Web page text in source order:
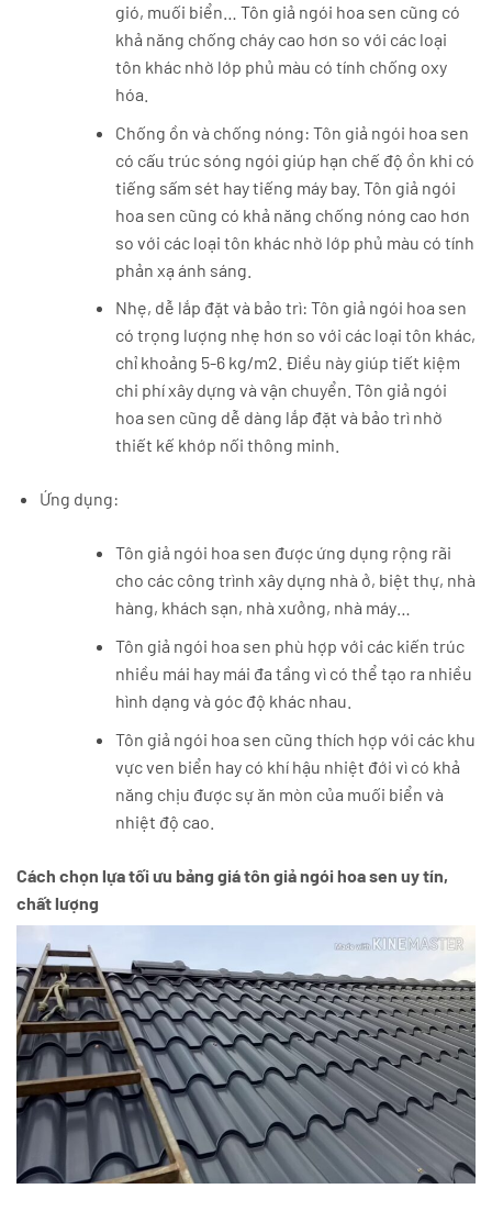
gió, muối biển… Tôn giả ngói hoa sen cũng có
khả năng chống cháy cao hơn so với các loại
tôn khác nhờ lớp phủ màu có tính chống oxy
hóa.
Chống ồn và chống nóng: Tôn giả ngói hoa sen
có cấu trúc sóng ngói giúp hạn chế độ ồn khi có
tiếng sấm sét hay tiếng máy bay. Tôn giả ngói
hoa sen cũng có khả năng chống nóng cao hơn
so với các loại tôn khác nhờ lớp phủ màu có tính
phản xạ ánh sáng.
Nhẹ, dễ lắp đặt và bảo trì: Tôn giả ngói hoa sen
có trọng lượng nhẹ hơn so với các loại tôn khác,
chỉ khoảng 5-6 kg/m2. Điều này giúp tiết kiệm
chi phí xây dựng và vận chuyển. Tôn giả ngói
hoa sen cũng dễ dàng lắp đặt và bảo trì nhờ
thiết kế khớp nối thông minh.
Ứng dụng:
Tôn giả ngói hoa sen được ứng dụng rộng rãi
cho các công trình xây dựng nhà ở, biệt thự, nhà
hàng, khách sạn, nhà xưởng, nhà máy…
Tôn giả ngói hoa sen phù hợp với các kiến trúc
nhiều mái hay mái đa tầng vì có thể tạo ra nhiều
hình dạng và góc độ khác nhau.
Tôn giả ngói hoa sen cũng thích hợp với các khu
vực ven biển hay có khí hậu nhiệt đới vì có khả
năng chịu được sự ăn mòn của muối biển và
nhiệt độ cao.
Cách chọn lựa tối ưu bảng giá tôn giả ngói hoa sen uy tín,
chất lượng